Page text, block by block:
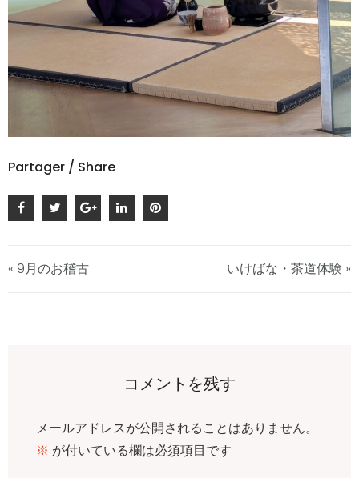
Partager / Share
« 9月のお稽古 いけばな・茶道体験 »
コメントを残す
メールアドレスが公開されることはありません。
※ が付いている欄は必須項目です